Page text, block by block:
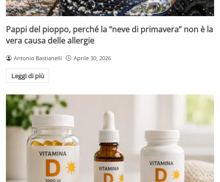
Pappi del pioppo, perché la “neve di primavera” non è la
vera causa delle allergie
Antonio Bastianelli Aprile 30, 2026
Leggi di più